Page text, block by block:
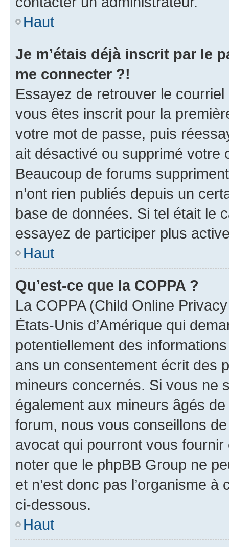
Haut
Je m’étais déjà inscrit par le
me connecter ?!
Essayez de retrouver le
vous êtes inscrit pour la
votre mot de passe, puis
ait désactivé ou supprimé votre
Beaucoup de forums
n’ont rien publiés depuis un
base de données. Si tel était le
essayez de participer plus
Haut
Qu’est-ce que la COPPA ?
La COPPA (Child Online
États-Unis d’Amérique qui
potentiellement des
ans un consentement écrit des
mineurs concernés. Si vous ne
également aux mineurs âgés
forum, nous vous conseillons
avocat qui pourront vous
noter que le phpBB Group ne
et n’est donc pas l’organisme
ci-dessous.
Haut